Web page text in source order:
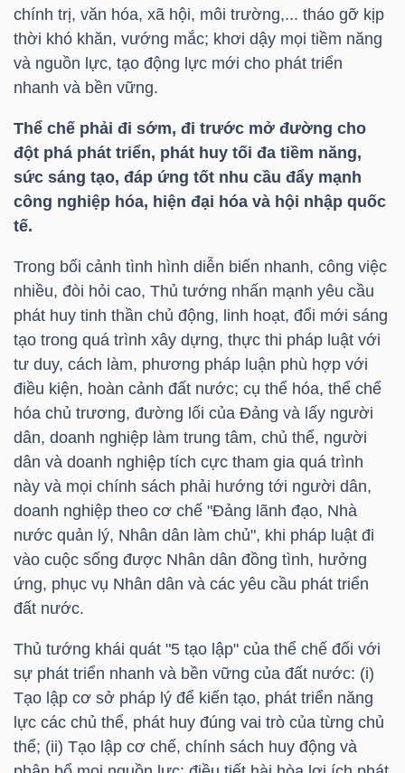
chính trị, văn hóa, xã hội, môi trường,... tháo gỡ kịp
thời khó khăn, vướng mắc; khơi dậy mọi tiềm năng
và nguồn lực, tạo động lực mới cho phát triển
nhanh và bền vững.
Thể chế phải đi sớm, đi trước mở đường cho
đột phá phát triển, phát huy tối đa tiềm năng,
sức sáng tạo, đáp ứng tốt nhu cầu đẩy mạnh
công nghiệp hóa, hiện đại hóa và hội nhập quốc
tế.
Trong bối cảnh tình hình diễn biến nhanh, công việc
nhiều, đòi hỏi cao, Thủ tướng nhấn mạnh yêu cầu
phát huy tinh thần chủ động, linh hoạt, đổi mới sáng
tạo trong quá trình xây dựng, thực thi pháp luật với
tư duy, cách làm, phương pháp luận phù hợp với
điều kiện, hoàn cảnh đất nước; cụ thể hóa, thể chể
hóa chủ trương, đường lối của Đảng và lấy người
dân, doanh nghiệp làm trung tâm, chủ thể, người
dân và doanh nghiệp tích cực tham gia quá trình
này và mọi chính sách phải hướng tới người dân,
doanh nghiệp theo cơ chế "Đảng lãnh đạo, Nhà
nước quản lý, Nhân dân làm chủ", khi pháp luật đi
vào cuộc sống được Nhân dân đồng tình, hưởng
ứng, phục vụ Nhân dân và các yêu cầu phát triển
đất nước.
Thủ tướng khái quát "5 tạo lập" của thể chế đối với
sự phát triển nhanh và bền vững của đất nước: (i)
Tạo lập cơ sở pháp lý để kiến tạo, phát triển năng
lực các chủ thể, phát huy đúng vai trò của từng chủ
thể; (ii) Tạo lập cơ chế, chính sách huy động và
Ngành
(-)
VS-
SECTOR
LƯỢNG
NGUYÊN
VẬT
LIỆU
CÔNG
NGHIỆP
TIÊU
DÙNG
KHÔNG
THIẾT